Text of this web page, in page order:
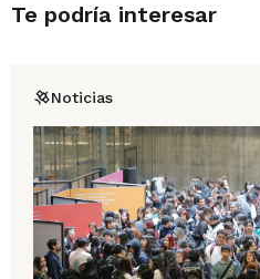
Te podría interesar
Noticias